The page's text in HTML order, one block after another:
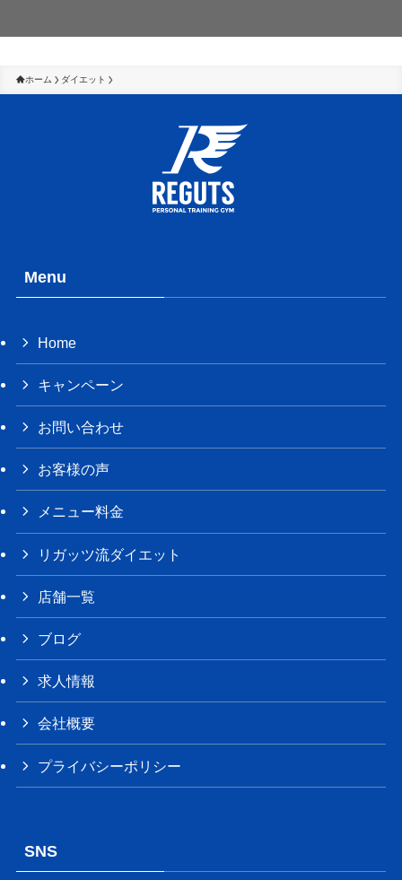
ホーム ダイエット
Menu
Home
キャンペーン
お問い合わせ
お客様の声
メニュー料金
リガッツ流ダイエット
店舗一覧
ブログ
求人情報
会社概要
プライバシーポリシー
SNS